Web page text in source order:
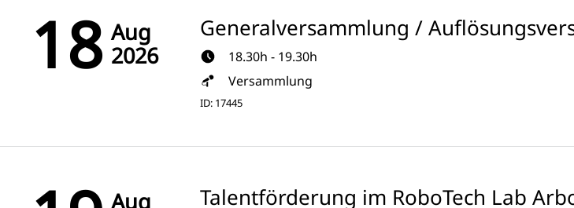
18 Aug
2026
Generalversammlung /
18.30h - 19.30h
Versammlung
ID: 17445
Aug
Talentförderung im RoboTech Lab